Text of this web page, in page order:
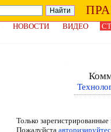
НОВОСТИ ВИДЕО
Только
Пожалуйста